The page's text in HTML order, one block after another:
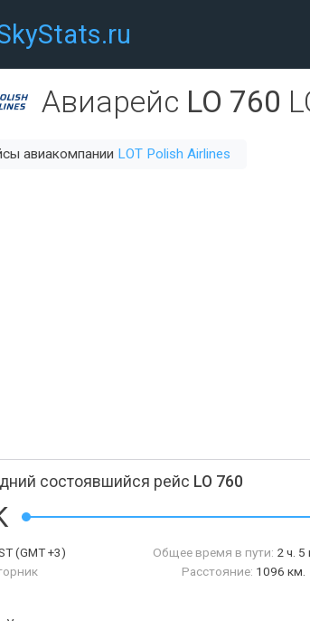
Авиарейс LO 760
авиакомпании LOT Polish Airlines
состоявшийся рейс LO 760
(GMT +3)
Общее время в пути: 2 ч. 5
Расстояние: 1096 км.